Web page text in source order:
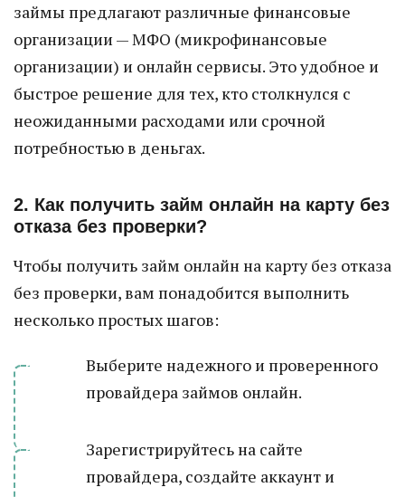
займы предлагают различные финансовые
организации — МФО (микрофинансовые
организации) и онлайн сервисы. Это удобное и
быстрое решение для тех, кто столкнулся с
неожиданными расходами или срочной
потребностью в деньгах.
2. Как получить займ онлайн на карту без
отказа без проверки?
Чтобы получить займ онлайн на карту без отказа
без проверки, вам понадобится выполнить
несколько простых шагов:
Выберите надежного и проверенного
провайдера займов онлайн.
Зарегистрируйтесь на сайте
провайдера, создайте аккаунт и